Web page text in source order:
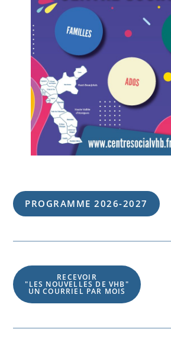
PROGRAMME 2026-2027
RECEVOIR
"LES NOUVELLES DE VHB"
UN COURRIEL PAR MOIS